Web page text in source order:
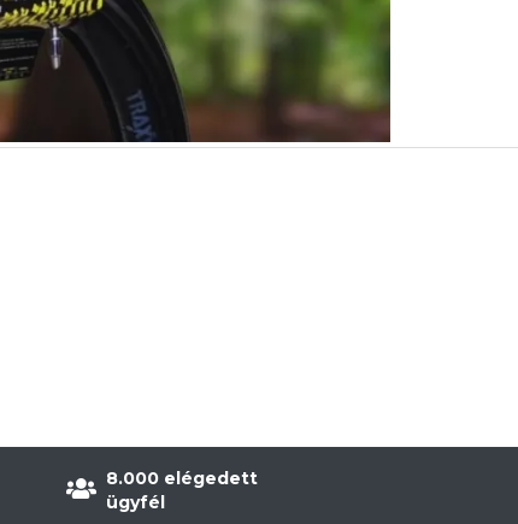
8.000 elégedett
ügyfél